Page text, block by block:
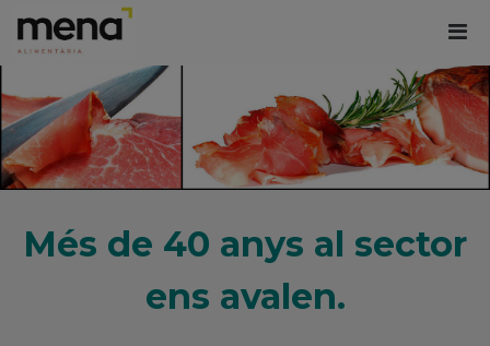
Més de 40 anys al sector
ens avalen.